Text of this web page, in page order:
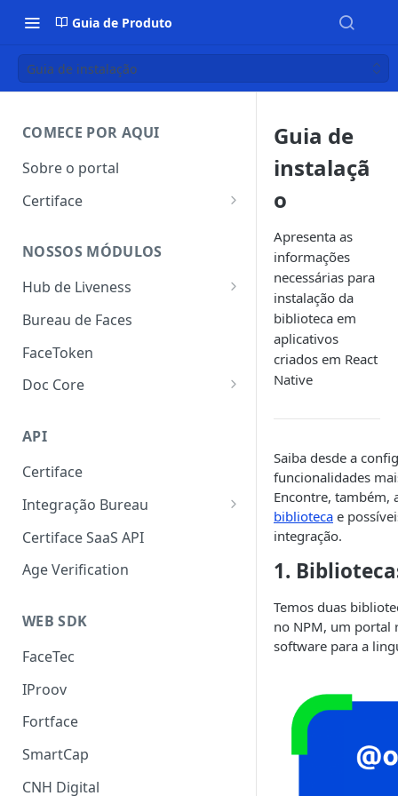
Guia de Produto
Guia de instalação
COMECE POR AQUI
Sobre o portal
Certiface
Certiface AT
NOSSOS MÓDULOS
Hub de Liveness
Liveness Ativo
Liveness Passivo
Liveness Híbrido
Bureau de Faces
FaceToken
Doc Core
OCR
FaceMatch
Autenticação de Docs
API
Certiface
Integração Bureau
Consulta por Aderência
Certiface Risk Detection
Certiface SaaS API
Age Verification
WEB SDK
FaceTec
IProov
Fortface
SmartCap
CNH Digital
Guia de
instalaçã
o
Apresenta as
informações
necessárias para
instalação da
biblioteca em
aplicativos
criados em React
Native
Saiba desde a
funcionalidades
Encontre, também,
biblioteca e
integração.
1.
Temos duas
no NPM, um portal
software para a